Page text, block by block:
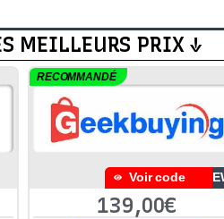
MEILLEURS PRIX ↓
RECOMMANDÉ
Voir code
139,00€